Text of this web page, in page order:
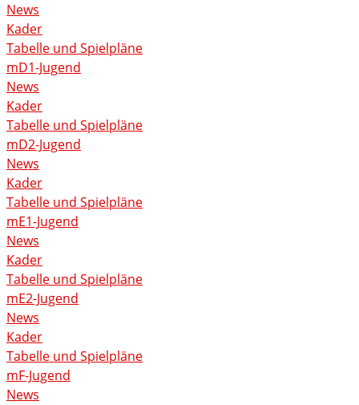
News
Kader
Tabelle und Spielpläne
mD1-Jugend
News
Kader
Tabelle und Spielpläne
mD2-Jugend
News
Kader
Tabelle und Spielpläne
mE1-Jugend
News
Kader
Tabelle und Spielpläne
mE2-Jugend
News
Kader
Tabelle und Spielpläne
mF-Jugend
News